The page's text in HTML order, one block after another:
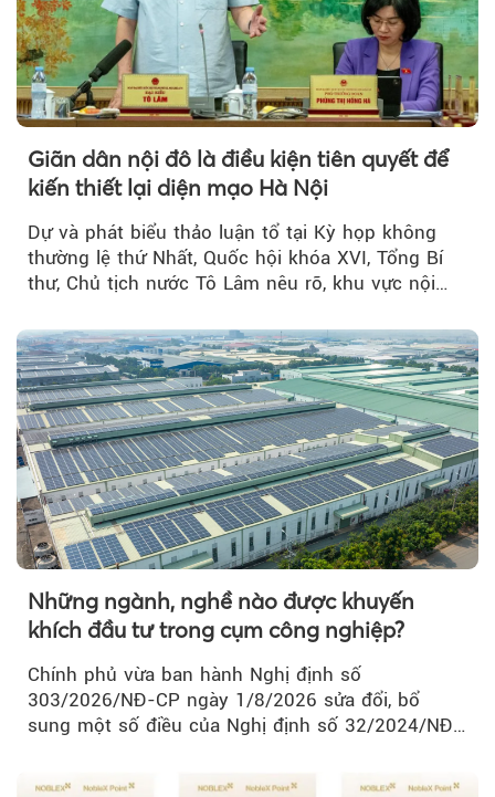
Giãn dân nội đô là điều kiện tiên quyết để
kiến thiết lại diện mạo Hà Nội
Dự và phát biểu thảo luận tổ tại Kỳ họp không
thường lệ thứ Nhất, Quốc hội khóa XVI, Tổng Bí
thư, Chủ tịch nước Tô Lâm nêu rõ, khu vực nội
Những ngành, nghề nào được khuyến
khích đầu tư trong cụm công nghiệp?
Chính phủ vừa ban hành Nghị định số
303/2026/NĐ-CP ngày 1/8/2026 sửa đổi, bổ
sung một số điều của Nghị định số 32/2024/NĐ-